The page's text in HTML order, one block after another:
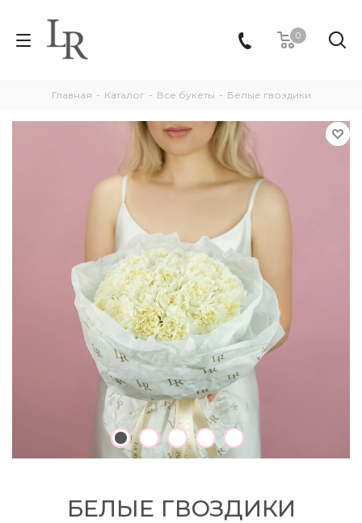
0
Главная - Каталог - Все букеты - Белые гвоздики
БЕЛЫЕ ГВОЗДИКИ